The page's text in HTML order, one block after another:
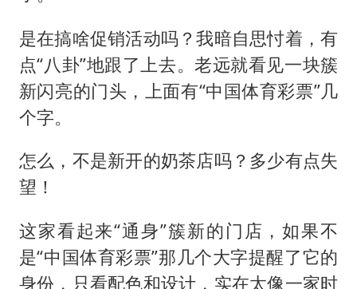
是在搞啥促销活动吗？我暗自思忖着，有
点“八卦”地跟了上去。老远就看见一块簇
新闪亮的门头，上面有“中国体育彩票”几
个字。
怎么，不是新开的奶茶店吗？多少有点失
望！
这家看起来“通身”簇新的门店，如果不
是“中国体育彩票”那几个大字提醒了它的
身份，只看配色和设计，实在太像一家时